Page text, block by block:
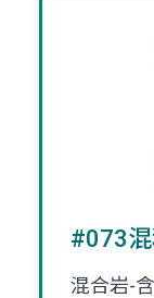
#073
混合岩-